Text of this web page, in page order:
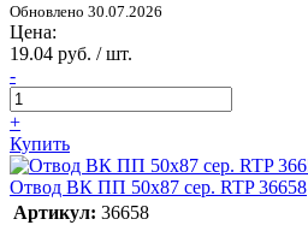
Обновлено 30.07.2026
Цена:
19.04 руб. / шт.
-
+
Купить
Отвод ВК ПП 50х87 сер. RTP 36658
Артикул: 36658